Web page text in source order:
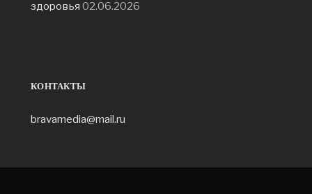
здоровья 02.06.2026
КОНТАКТЫ
bravamedia@mail.ru